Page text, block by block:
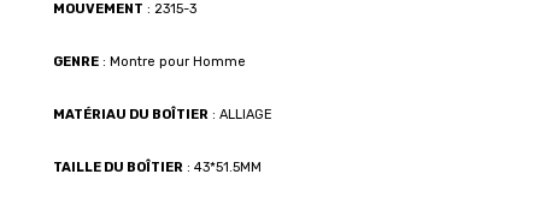
MOUVEMENT : 2315-3
GENRE : Montre pour Homme
MATÉRIAU DU BOÎTIER : ALLIAGE
TAILLE DU BOÎTIER : 43*51.5MM